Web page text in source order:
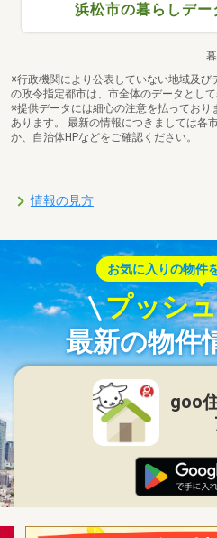
浜松市の暮らしデー
※行政機関により公表していない地域及
の政令指定都市は、市全体のデータとして
※提供データには細心の注意を払ってお
あります。 最新の情報につきましては各
か、自治体HPなどをご確認ください。
情報の見方
お気に入りの物件
プッシ
最新の物件
goo